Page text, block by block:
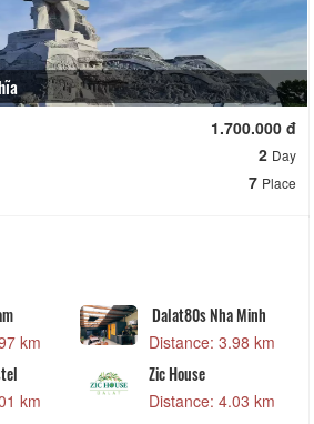
1.700.000 đ
2 Day
7 Place
km
Dalat80s Nha Minh
Distance: 3.98 km
km
Zic House
Distance: 4.03 km